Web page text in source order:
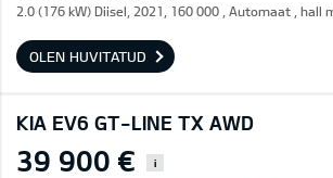
2.0 (176 kW) Diisel, 2021, 160 000 , Automaat , hall
OLEN HUVITATUD
KIA EV6 GT-LINE TX AWD
39 900 € i